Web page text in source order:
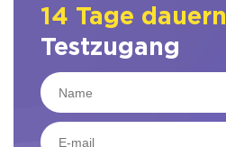
14 Tage dauern
Testzugang